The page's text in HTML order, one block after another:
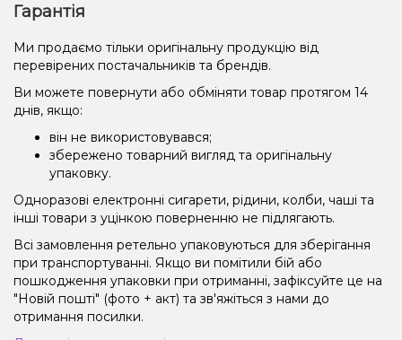
Гарантія
Ми продаємо тільки оригінальну продукцію від
перевірених постачальників та брендів.
Ви можете повернути або обміняти товар протягом 14
днів, якщо:
він не використовувався;
збережено товарний вигляд та оригінальну
упаковку.
Одноразові електронні сигарети, рідини, колби, чаші та
інші товари з уцінкою поверненню не підлягають.
Всі замовлення ретельно упаковуються для зберігання
при транспортуванні. Якщо ви помітили бій або
пошкодження упаковки при отриманні, зафіксуйте це на
"Новій пошті" (фото + акт) та зв'яжіться з нами до
отримання посилки.